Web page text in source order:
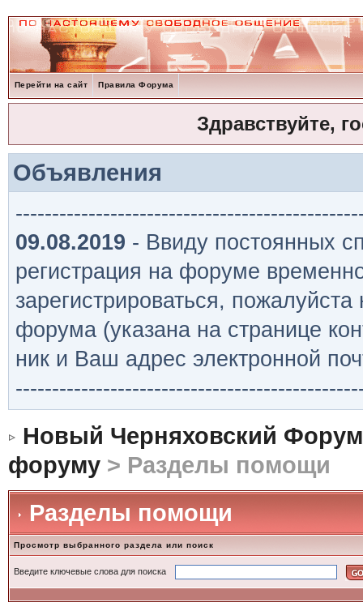
Перейти на сайт Правила Форума
Здравствуйте,
Объявления
09.08.2019 - Ввиду постоянных
регистрация на форуме
зарегистрироваться,
форума (указана на странице
ник и Ваш адрес электронной
Новый Черняховский Форум
форуму> Разделы помощи
Разделы помощи
Просмотр выбранного раздела или поиск
Введите ключевые слова для поиска